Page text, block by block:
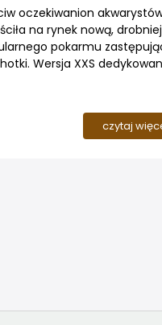
oczekiwanion
na rynek nową,
pokarmu
Wersja XXS
czytaj